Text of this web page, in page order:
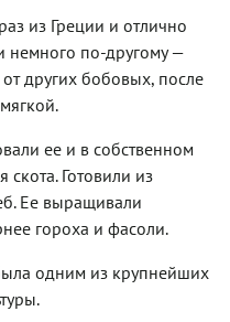
из Греции и отлично
немного по-другому —
других бобовых, после
ее и в собственном
скота. Готовили из
Ее выращивали
гороха и фасоли.
одним из крупнейших